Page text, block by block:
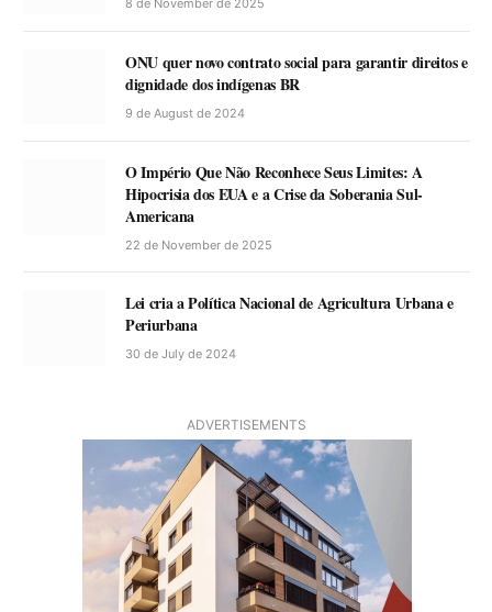
8 de November de 2025
ONU quer novo contrato social para garantir direitos e
dignidade dos indígenas BR
9 de August de 2024
O Império Que Não Reconhece Seus Limites: A
Hipocrisia dos EUA e a Crise da Soberania Sul-
Americana
22 de November de 2025
Lei cria a Política Nacional de Agricultura Urbana e
Periurbana
30 de July de 2024
ADVERTISEMENTS